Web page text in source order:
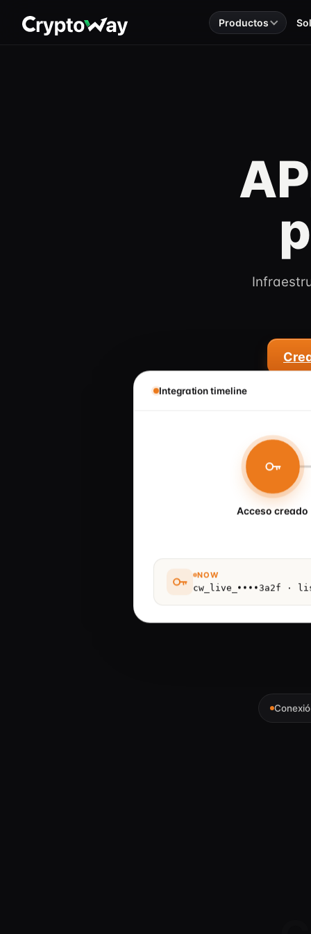
Productos
Integration timeline
Acceso creado
NOW
cw_live_••••3a2f ·